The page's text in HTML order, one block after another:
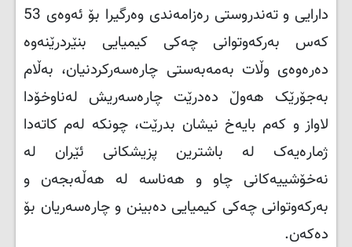
دارایی و تەندروستی رەزامەندی وەرگیرا بۆ ئەوەی 53
کەس بەرکەوتوانی چەکی کیمیایی بنێردرێنەوە
دەرەوەی وڵات بەمەبەستی چارەسەرکردنیان، بەڵام
بەجۆرێک هەوڵ دەدرێت چارەسەریش لەناوخۆدا
لاواز و کەم بایەخ نیشان بدرێت، چونکە لەم کاتەدا
ژمارەیەک لە باشترین پزیشکانی ئێران لە
نەخۆشییەکانی چاو و هەناسە لە هەڵەبجەن و
بەرکەوتوانی چەکی کیمیایی دەبینن و چارەسەریان بۆ
دەکەن.